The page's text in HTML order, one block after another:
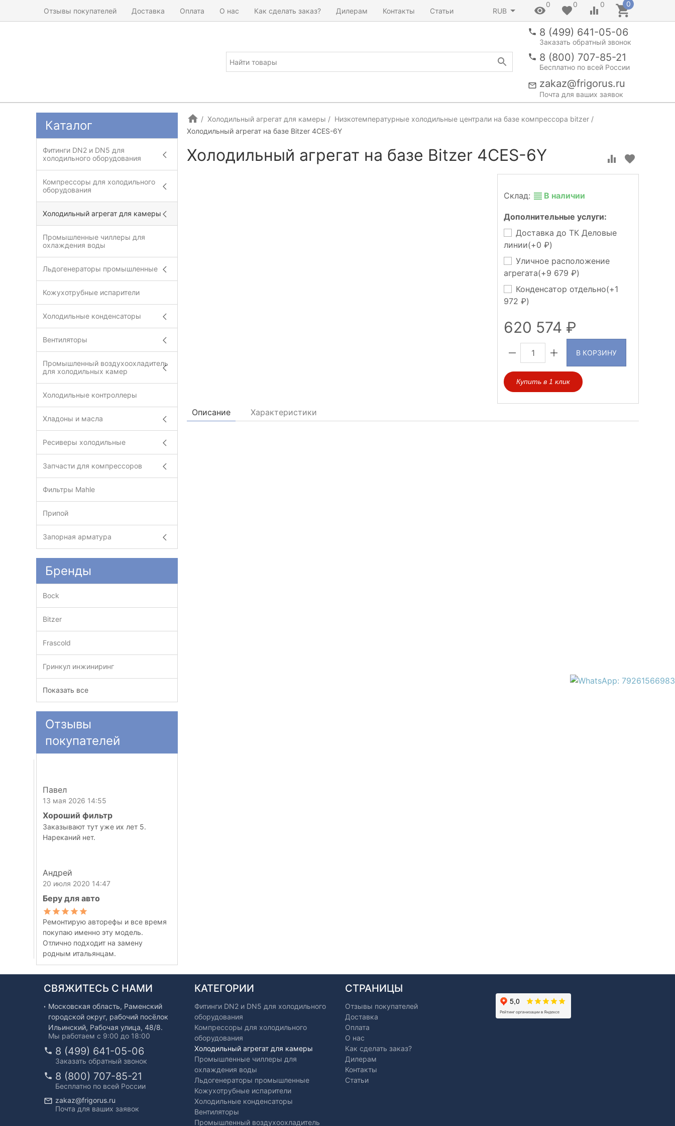
Отзывы покупателей Доставка Оплата О нас Как сделать заказ? Дилерам Контакты Статьи RUB
0 0 0 0
8 (499) 641-05-06
Заказать обратный звонок
8 (800) 707-85-21
Бесплатно по всей России
zakaz@frigorus.ru
Почта для ваших заявок
Холодильный агрегат для камеры
Низкотемпературные холодильные централи на базе компрессора bitzer
Холодильный агрегат на базе Bitzer 4СES-6Y
Холодильный агрегат на базе Bitzer 4СES-6Y
Склад: В наличии
Дополнительные услуги:
Доставка до ТК Деловые
линии(+0
)
Уличное расположение
агрегата(+9 679
)
Конденсатор отдельно(+1
972
)
620 574
В КОРЗИНУ
Купить в 1 клик
Описание Характеристики
Каталог
Фитинги DN2 и DN5 для
холодильного оборудования
Компрессоры для холодильного
оборудования
Холодильный агрегат для камеры
Промышленные чиллеры для
охлаждения воды
Льдогенераторы промышленные
Кожухотрубные испарители
Холодильные конденсаторы
Вентиляторы
Промышленный воздухоохладитель
для холодильных камер
Холодильные контроллеры
Хладоны и масла
Ресиверы холодильные
Запчасти для компрессоров
Фильтры Mahle
Припой
Запорная арматура
Бренды
Bock
Bitzer
Frascold
Гринкул инжиниринг
Показать все
Отзывы
покупателей
Павел
13 мая 2026 14:55
Хороший фильтр
Заказывают тут уже их лет 5.
Нареканий нет.
Андрей
20 июля 2020 14:47
Беру для авто
Ремонтирую авторефы и все время
покупаю именно эту модель.
Отлично подходит на замену
родным итальянцам.
СВЯЖИТЕСЬ С НАМИ
Московская область, Раменский
городской округ, рабочий посёлок
Ильинский, Рабочая улица, 48/8.
Мы работаем с 9:00 до 18:00
8 (499) 641-05-06
Заказать обратный звонок
8 (800) 707-85-21
Бесплатно по всей России
zakaz@frigorus.ru
Почта для ваших заявок
КАТЕГОРИИ
Фитинги DN2 и DN5 для холодильного
оборудования
Компрессоры для холодильного
оборудования
Холодильный агрегат для камеры
Промышленные чиллеры для
охлаждения воды
Льдогенераторы промышленные
Кожухотрубные испарители
Холодильные конденсаторы
Вентиляторы
Промышленный воздухоохладитель
СТРАНИЦЫ
Отзывы покупателей
Доставка
Оплата
О нас
Как сделать заказ?
Дилерам
Контакты
Статьи